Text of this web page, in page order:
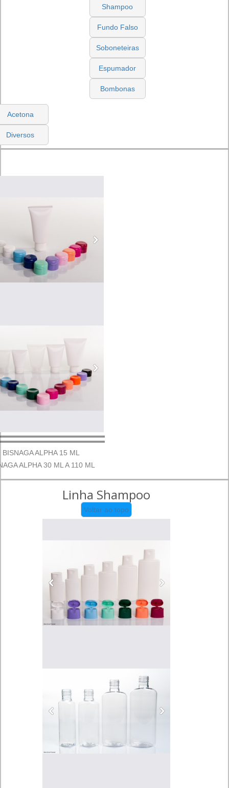
Shampoo
Fundo Falso
Soboneteiras
Espumador
Bombonas
Acetona
Diversos
BISNAGA ALPHA 15 ML
ALPHA 30 ML A 110 ML
Linha Shampoo
Voltar ao topo